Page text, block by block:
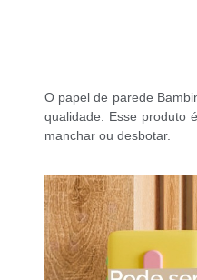
O papel de parede
qualidade. Esse produto
manchar ou desbotar.